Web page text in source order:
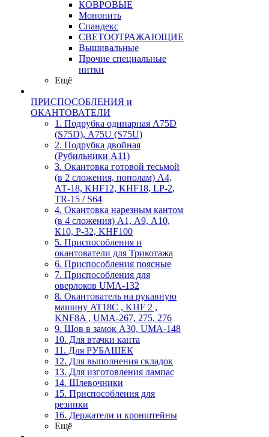
КОВРОВЫЕ
Мононить
Спандекс
СВЕТООТРАЖАЮЩИЕ
Вышивальные
Прочие специальные
нитки
Ещё
ПРИСПОСОБЛЕНИЯ и
ОКАНТОВАТЕЛИ
1. Подрубка одинарная А75D
(S75D), А75U (S75U)
2. Подрубка двойная
(Рубильники А11)
3. Окантовка готовой тесьмой
(в 2 сложения, пополам) А4,
АТ-18, KHF12, KHF18, LP-2,
TR-15 / S64
4. Окантовка нарезным кантом
(в 4 сложения) А1, А9, А10,
К10, Р-32, KHF100
5. Приспособления и
окантователи для Трикотажа
6. Приспособления поясные
7. Приспособления для
оверлоков UMA-132
8. Окантователь на рукавную
машину AT18C , KHF 2 ,
KNF8A , UMA-267, 275, 276
9. Шов в замок А30, UMA-148
10. Для втачки канта
11. Для РУБАШЕК
12. Для выполнения складок
13. Для изготовления лампас
14. Шлевочники
15. Приспособления для
резинки
16. Держатели и кронштейны
Ещё